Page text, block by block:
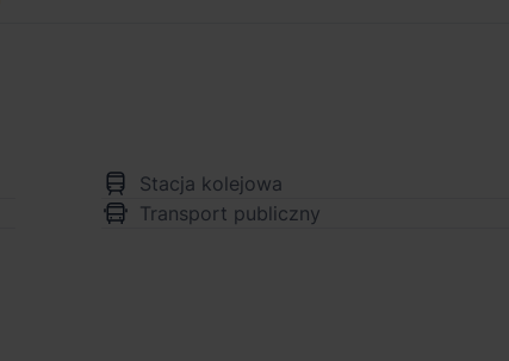
Stacja kolejowa
Transport publiczny